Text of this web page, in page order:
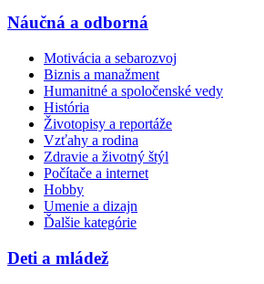
Náučná a odborná
Motivácia a sebarozvoj
Biznis a manažment
Humanitné a spoločenské vedy
História
Životopisy a reportáže
Vzťahy a rodina
Zdravie a životný štýl
Počítače a internet
Hobby
Umenie a dizajn
Ďalšie kategórie
Deti a mládež